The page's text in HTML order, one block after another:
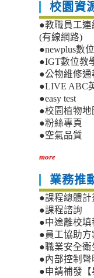
校園資
●教職員工連
(有線網路)
●newplus數
●IGT數位教
●公物維修
●LIVE ABC
●easy test
●校園植物地
●粉絲專頁
●空氣品質
more
業務推
●課程總體計
●課程諮詢
●中途離校填
●員工協助方
●職業安全衛
●內部控制聲
●申請補發【